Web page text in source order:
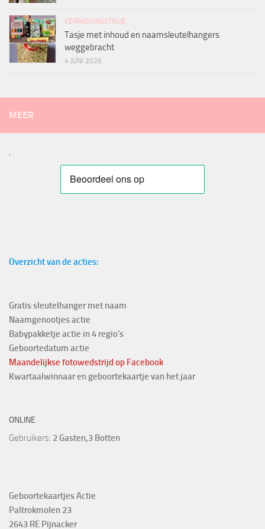
VERRASSINGSTASJE
Tasje met inhoud en naamsleutelhangers
weggebracht
4 JUNI 2026
MEER
'
Overzicht van de acties:
Gratis sleutelhanger met naam
Naamgenootjes actie
Babypakketje actie in 4 regio's
Geboortedatum actie
Maandelijkse fotowedstrijd op Facebook
Kwartaalwinnaar en geboortekaartje van het jaar
ONLINE
Gebruikers: 2 Gasten,3 Botten
Geboortekaartjes Actie
Paltrokmolen 23
2643 RE Pijnacker